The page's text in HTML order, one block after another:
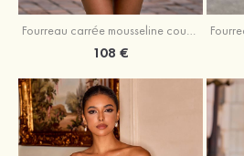
Fourreau carrée mousseline courte/mini robe de fête de la rentré avec volants
108 €